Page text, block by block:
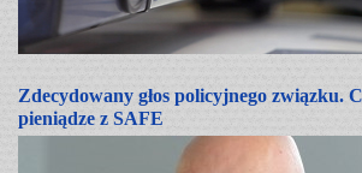
Zdecydowany głos policyjnego związku.
pieniądze z SAFE